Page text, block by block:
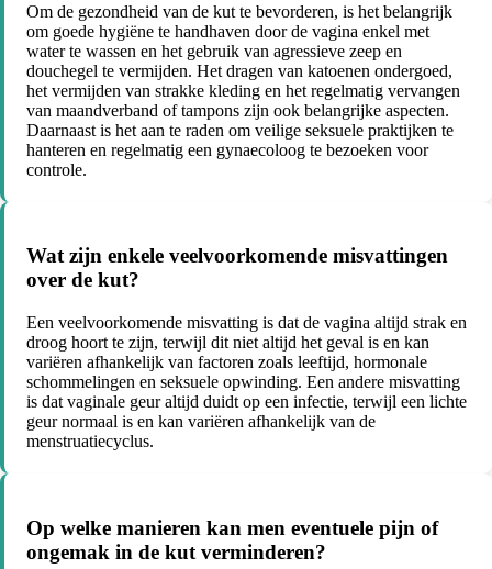
Om de gezondheid van de kut te bevorderen, is het belangrijk
om goede hygiëne te handhaven door de vagina enkel met
water te wassen en het gebruik van agressieve zeep en
douchegel te vermijden. Het dragen van katoenen ondergoed,
het vermijden van strakke kleding en het regelmatig vervangen
van maandverband of tampons zijn ook belangrijke aspecten.
Daarnaast is het aan te raden om veilige seksuele praktijken te
hanteren en regelmatig een gynaecoloog te bezoeken voor
controle.
Wat zijn enkele veelvoorkomende misvattingen
over de kut?
Een veelvoorkomende misvatting is dat de vagina altijd strak en
droog hoort te zijn, terwijl dit niet altijd het geval is en kan
variëren afhankelijk van factoren zoals leeftijd, hormonale
schommelingen en seksuele opwinding. Een andere misvatting
is dat vaginale geur altijd duidt op een infectie, terwijl een lichte
geur normaal is en kan variëren afhankelijk van de
menstruatiecyclus.
Op welke manieren kan men eventuele pijn of
ongemak in de kut verminderen?